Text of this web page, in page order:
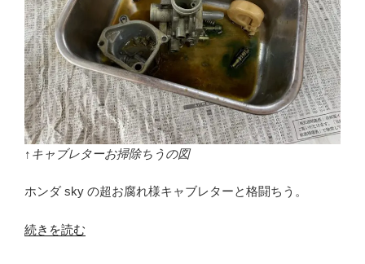
↑キャブレターお掃除ちうの図
ホンダ sky の超お腐れ様キャブレターと格闘ちう。
“超
続きを読む